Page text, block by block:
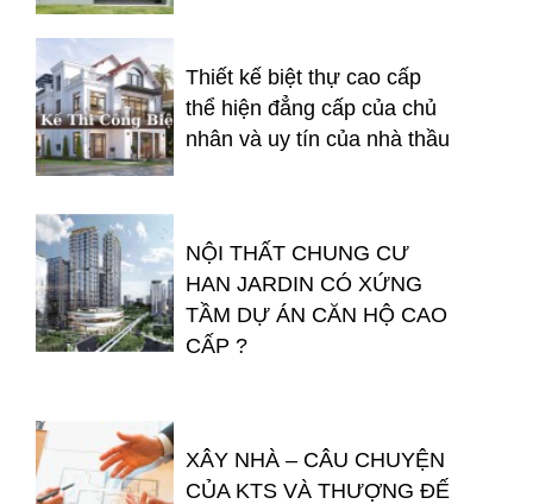
Thiết kế biệt thự cao cấp
thể hiện đẳng cấp của chủ
nhân và uy tín của nhà thầu
NỘI THẤT CHUNG CƯ
HAN JARDIN CÓ XỨNG
TẦM DỰ ÁN CĂN HỘ CAO
CẤP ?
XÂY NHÀ – CÂU CHUYỆN
CỦA KTS VÀ THƯỢNG ĐẾ